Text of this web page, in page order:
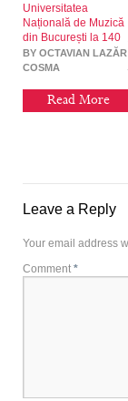
Universitatea
Națională de Muzică
din București la 140
de ani
BY OCTAVIAN LAZĂR
COSMA
Read More
Leave a Reply
Your email address
Comment *